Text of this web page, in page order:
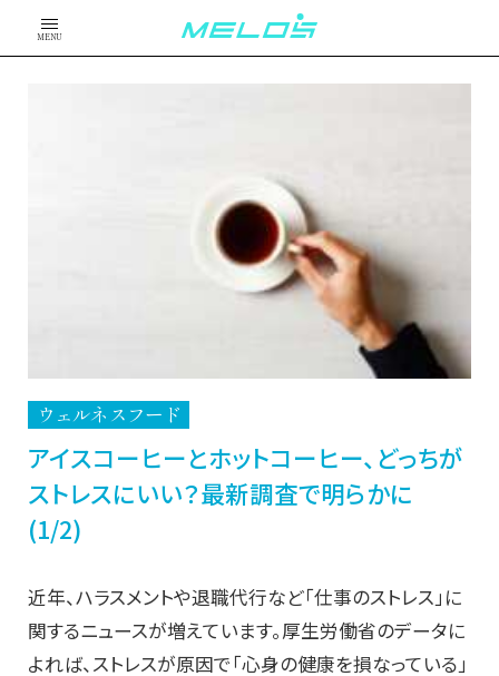
MENU
ウェルネスフード
アイスコーヒーとホットコーヒー、どっちが
ストレスにいい？最新調査で明らかに
(1/2)
近年、ハラスメントや退職代行など「仕事のストレス」に
関するニュースが増えています。厚生労働省のデータに
よれば、ストレスが原因で「心身の健康を損なっている」